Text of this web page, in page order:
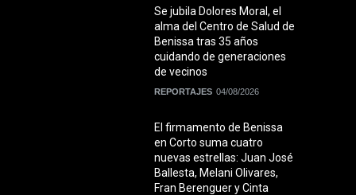
Se jubila Dolores Moral, el
alma del Centro de Salud de
Benissa tras 35 años
cuidando de generaciones
de vecinos
REPORTAJES 04/08/2026
El firmamento de Benissa
en Corto suma cuatro
nuevas estrellas: Juan José
Ballesta, Melani Olivares,
Fran Berenguer y Cinta